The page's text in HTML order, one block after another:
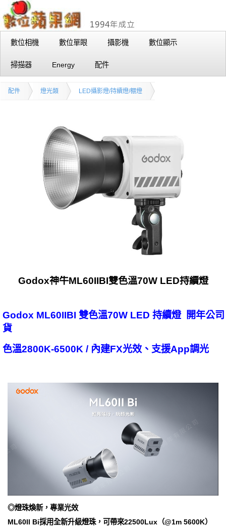
數位相機 數位單眼 攝影機 數位顯示
掃描器 Energy 配件
配件 燈光類 LED攝影燈/持續燈/棚燈
Godox神牛ML60IIBI雙色溫70W LED持續燈
Godox ML60IIBI 雙色溫70W LED 持續燈 開年公司
貨
色溫2800K-6500K / 內建FX光效、支援App調光
◎燈珠煥新，專業光效
ML60II Bi採用全新升級燈珠，可帶來22500Lux（@1m 5600K）